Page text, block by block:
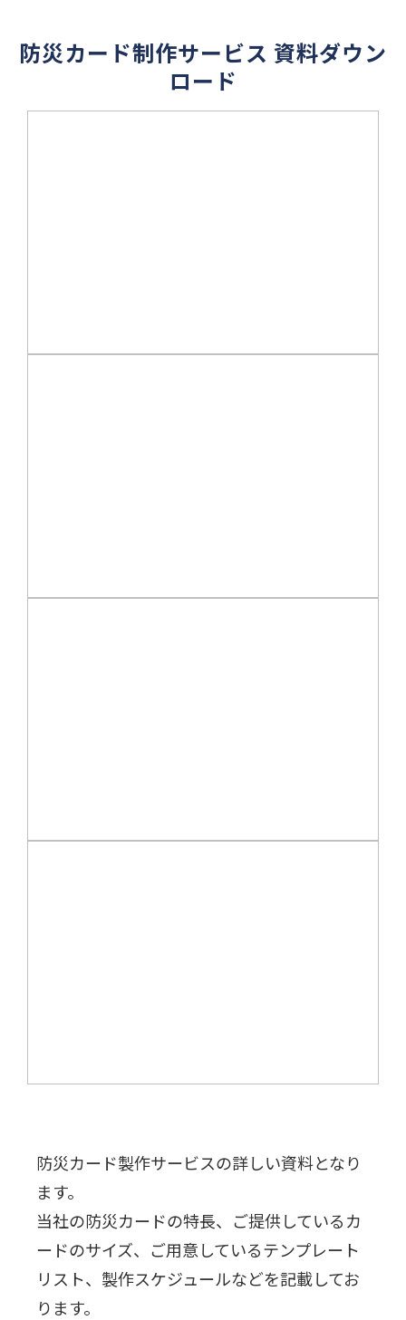
防災カード制作サービス 資料ダウン
ロード
防災カード製作サービスの詳しい資料となり
ます。
当社の防災カードの特長、ご提供しているカ
ードのサイズ、ご用意しているテンプレート
リスト、製作スケジュールなどを記載してお
ります。